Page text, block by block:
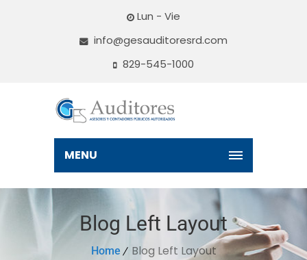
Lun - Vie
info@gesauditoresrd.com
829-545-1000
MENU
Blog Left Layout
Home Blog Left Layout